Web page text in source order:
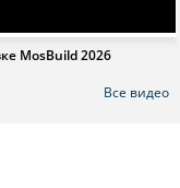
MosBuild 2026
Все видео